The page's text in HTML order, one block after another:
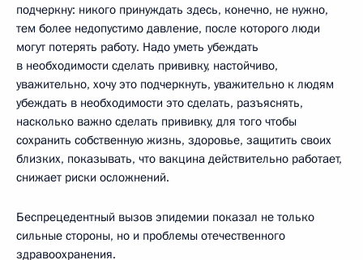
подчеркну: никого принуждать здесь, конечно, не нужно,
тем более недопустимо давление, после которого люди
могут потерять работу. Надо уметь убеждать
в необходимости сделать прививку, настойчиво,
уважительно, хочу это подчеркнуть, уважительно к людям
убеждать в необходимости это сделать, разъяснять,
насколько важно сделать прививку, для того чтобы
сохранить собственную жизнь, здоровье, защитить своих
близких, показывать, что вакцина действительно работает,
снижает риски осложнений.
Беспрецедентный вызов эпидемии показал не только
сильные стороны, но и проблемы отечественного
здравоохранения.